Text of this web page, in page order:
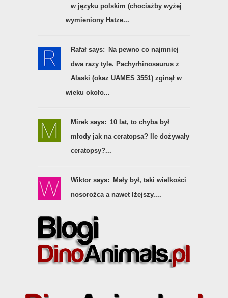
w języku polskim (chociażby wyżej
wymieniony Hatze...
Rafał says:
Na pewno co najmniej
dwa razy tyle. Pachyrhinosaurus z
Alaski (okaz UAMES 3551) zginął w
wieku około...
Mirek says: 10 lat, to chyba był
młody jak na ceratopsa? Ile dożywały
ceratopsy?...
Wiktor says:
Mały był, taki wielkości
nosorożca a nawet lżejszy....